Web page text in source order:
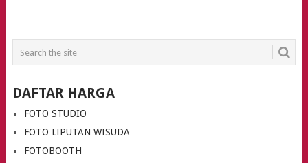
POSTS
NAVIGATION
DAFTAR HARGA
FOTO STUDIO
FOTO LIPUTAN WISUDA
FOTOBOOTH